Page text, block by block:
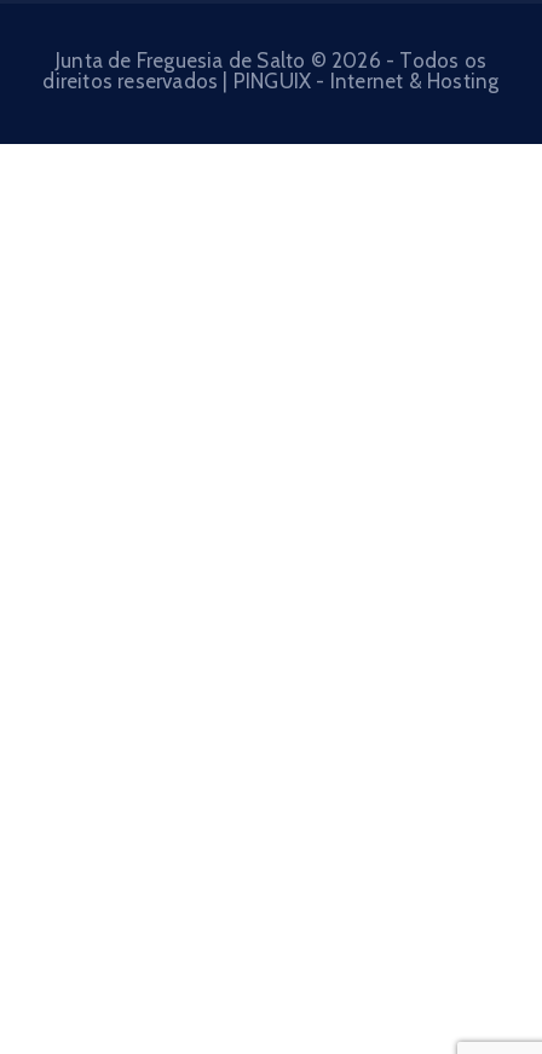
Junta de Freguesia de Salto © 2026 - Todos os
direitos reservados | PINGUIX - Internet & Hosting